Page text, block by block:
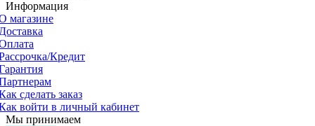
Информация
магазине
Кредит
сделать заказ
войти в личный кабинет
Мы принимаем